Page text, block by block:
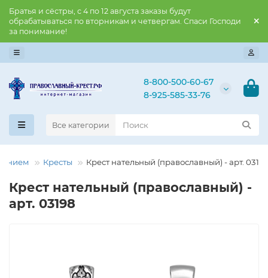
Братья и сёстры, с 4 по 12 августа заказы будут
обрабатываться по вторникам и четвергам. Спаси Господи
за понимание!
8-800-500-60-67
8-925-585-33-76
Все категории
Кресты Крест нательный (православный) - арт. 03198
Крест нательный (православный) -
арт. 03198